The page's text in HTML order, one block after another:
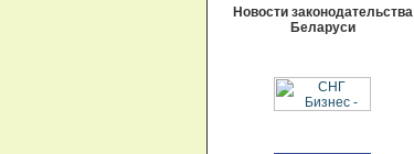
Новости законодательства
Беларуси